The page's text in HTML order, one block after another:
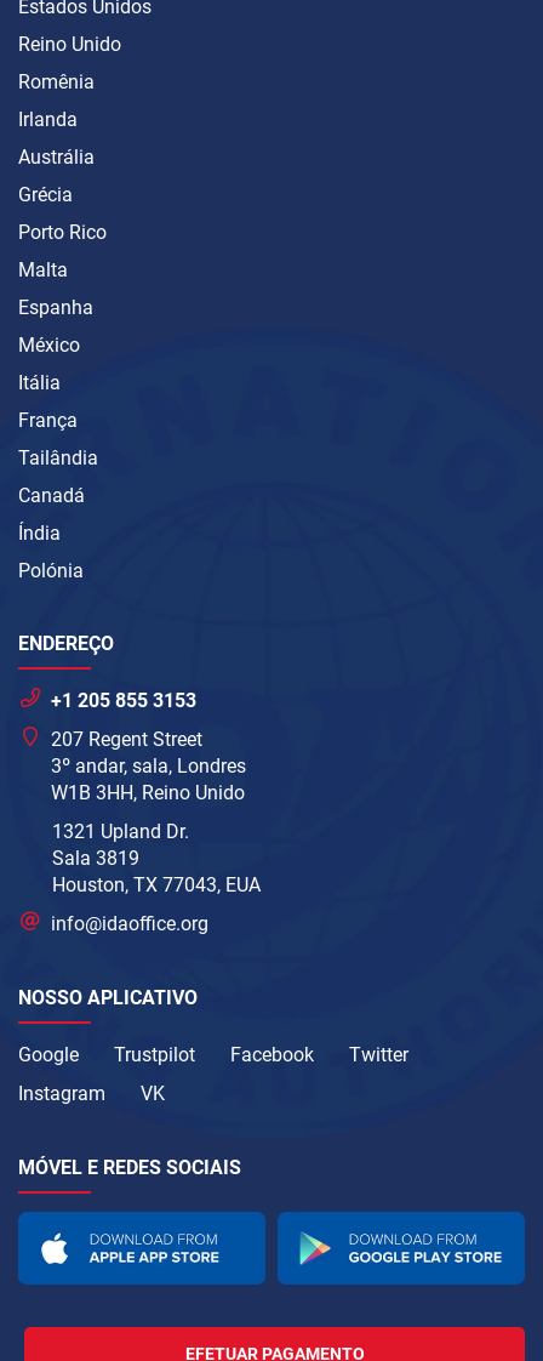
Estados Unidos
Reino Unido
Romênia
Irlanda
Austrália
Grécia
Porto Rico
Malta
Espanha
México
Itália
França
Tailândia
Canadá
Índia
Polónia
ENDEREÇO
+1 205 855 3153
207 Regent Street
3º andar, sala, Londres
W1B 3HH, Reino Unido
1321 Upland Dr.
Sala 3819
Houston, TX 77043, EUA
info@idaoffice.org
NOSSO APLICATIVO
Google Trustpilot Facebook
Twitter
Instagram
VK
MÓVEL E REDES SOCIAIS
EFETUAR PAGAMENTO